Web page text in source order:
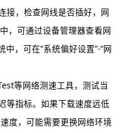
接，检查网线是否插好，网
，可通过设备管理器查看网
，可在“系统偏好设置”-“网
等网络测速工具，测试当
等指标。如果下载速度远低
度，可能需要更换网络环境